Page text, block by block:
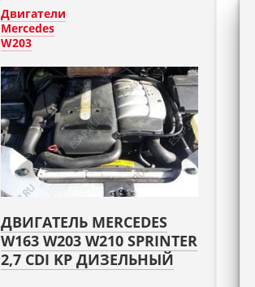
Двигатели
Mercedes
W203
ДВИГАТЕЛЬ MERCEDES
W163 W203 W210 SPRINTER
2,7 CDI KP ДИЗЕЛЬНЫЙ